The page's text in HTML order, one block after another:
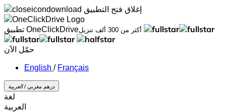
إغلاق فتح التطبيق
تطبيق OneClickDrive
أكثر من 300 ألف تنزيل
حمّل الآن
/ Français
درهم مغربي /‏العربية‏
لغة
‏العربية‏